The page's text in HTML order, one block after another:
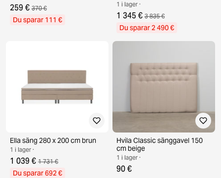
259 € 370 €
Du sparar 111 €
Oatmeal
1 i lager ·
1 345 € 3 835 €
Du sparar 2 490 €
Ella säng 280 x 200 cm brun
1 i lager ·
1 039 € 1 731 €
Du sparar 692 €
Hvila Classic sänggavel 150
cm beige
1 i lager ·
90 €